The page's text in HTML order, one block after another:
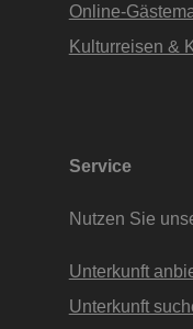
Online-
Kulturreisen &
Service
Nutzen Sie
Unterkunft
Unterkunft